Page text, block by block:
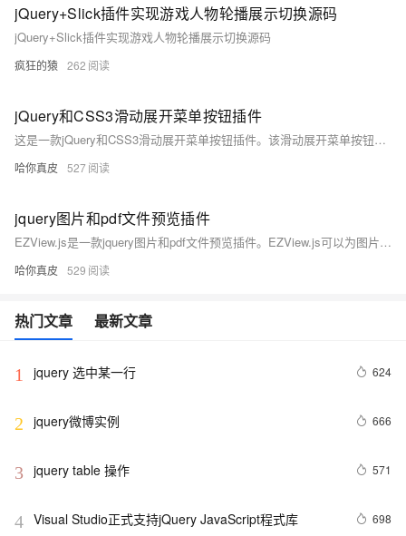
jQuery+Slick插件实现游戏人物轮播展示切换源码
jQuery+Slick插件实现游戏人物轮播展示切换源码
疯狂的猿 262
jQuery和CSS3滑动展开菜单按钮插件
这是一款jQuery和CSS3滑动展开菜单按钮插件。该滑动展开菜单按钮在用户点击主菜单按钮之后，子菜单以滑动的方式依次展开
哈你真皮 527
jquery图片和pdf文件预览插件
EZView.js是一款jquery图片和pdf文件预览插件。EZView.js可以为图片和pdf格式文件生成在线预览效果。支持的文件格式有pdf、jpg、 png、jpeg、gif。
哈你真皮 529
热门文章 最新文章
1 jquery 选中某一行 624
2 jquery微博实例 666
3 jquery table 操作 571
4 Visual Studio正式支持jQuery JavaScript程式库 698